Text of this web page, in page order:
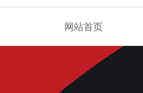
网站首页